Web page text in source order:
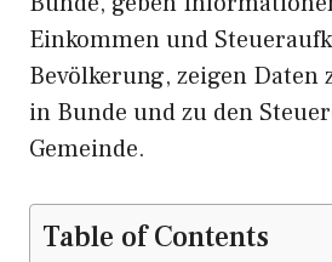
Einkommen und
Bevölkerung, zeigen Daten
in Bunde und zu den
Gemeinde.
Table of Contents